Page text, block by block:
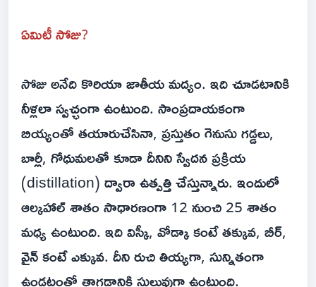
ఏమిటీ సోజు?
సోజు అనేది కొరియా జాతీయ మద్యం. ఇది చూడటానికి
నీళ్లలా స్వచ్ఛంగా ఉంటుంది. సాంప్రదాయకంగా
బియ్యంతో తయారుచేసినా, ప్రస్తుతం గెనుసు గడ్డలు,
బార్లీ, గోధుమలతో కూడా దీనిని స్వేదన ప్రక్రియ
(distillation) ద్వారా ఉత్పత్తి చేస్తున్నారు. ఇందులో
ఆల్కహాల్ శాతం సాధారణంగా 12 నుంచి 25 శాతం
మధ్య ఉంటుంది. ఇది విస్కీ, వోడ్కా కంటే తక్కువ, బీర్,
వైన్ కంటే ఎక్కువ. దీని రుచి తియ్యగా, సున్నితంగా
ఉండటంతో తాగడానికి సులువుగా ఉంటుంది.